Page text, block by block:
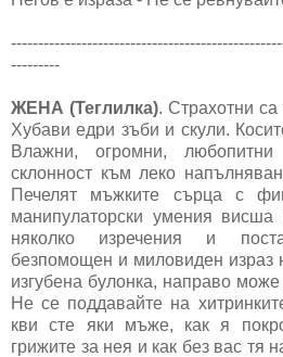
---------
ЖЕНА (Теглилка). Страхотни са
Хубави едри зъби и скули.
Влажни, огромни,
склонност към леко
Печелят мъжките сърца с
манипулаторски умения
няколко изречения и
безпомощен и миловиден израз
изгубена булонка, направо
Не се поддавайте на
кви сте яки мъже, как я
грижите за нея и как без вас тя